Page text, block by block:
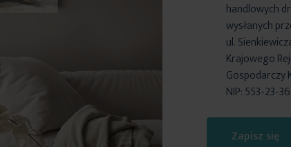
Zapisz się
handlowych
wysłanych
ul.
Krajowego
Gospodarczy
NIP: 553-23-